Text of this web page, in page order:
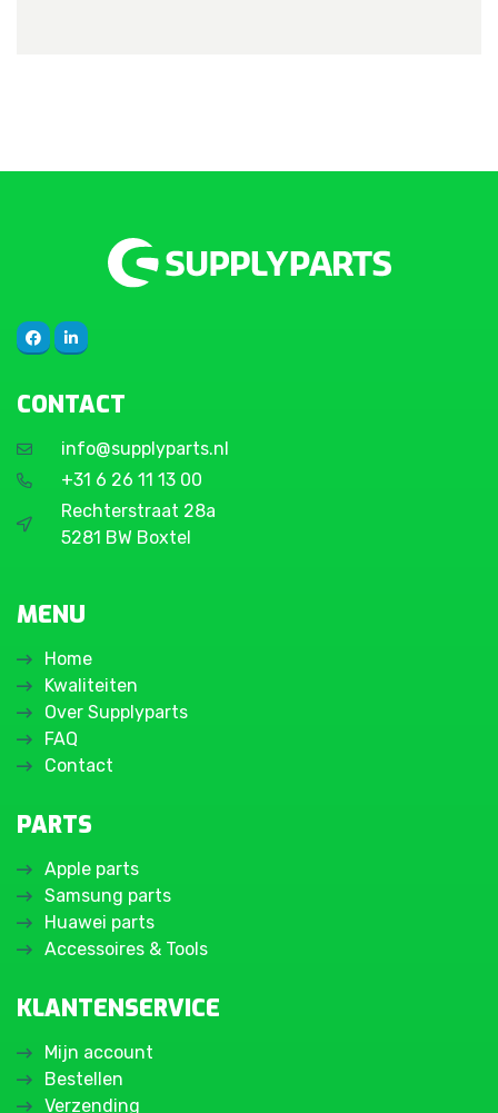
CONTACT
info@supplyparts.nl
+31 6 26 11 13 00
Rechterstraat 28a
5281 BW Boxtel
MENU
Home
Kwaliteiten
Over Supplyparts
FAQ
Contact
PARTS
Apple parts
Samsung parts
Huawei parts
Accessoires & Tools
KLANTENSERVICE
Mijn account
Bestellen
Verzending